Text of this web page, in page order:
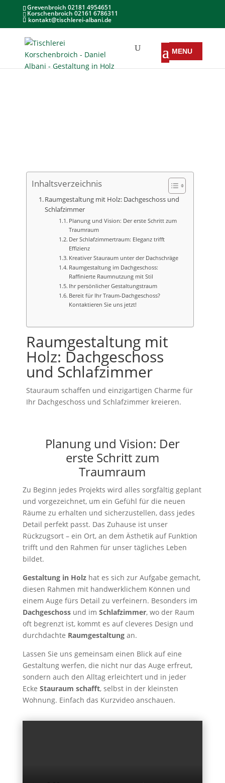
Grevenbroich 02181 4954651
Korschenbroich 02161 6786311
kontakt@tischlerei-albani.de
Inhaltsverzeichnis
Raumgestaltung mit Holz: Dachgeschoss und
Schlafzimmer
Planung und Vision: Der erste Schritt zum
Traumraum
Der Schlafzimmertraum: Eleganz trifft
Effizienz
Kreativer Stauraum unter der Dachschräge
Raumgestaltung im Dachgeschoss:
Raffinierte Raumnutzung mit Stil
Ihr persönlicher Gestaltungstraum
Bereit für Ihr Traum-Dachgeschoss?
Kontaktieren Sie uns jetzt!
Raumgestaltung mit
Holz: Dachgeschoss
und Schlafzimmer
Stauraum schaffen und einzigartigen Charme für
Ihr Dachgeschoss und Schlafzimmer kreieren.
Planung und Vision: Der
erste Schritt zum
Traumraum
Zu Beginn jedes Projekts wird alles sorgfältig geplant
und vorgezeichnet, um ein Gefühl für die neuen
Räume zu erhalten und sicherzustellen, dass jedes
Detail perfekt passt. Das Zuhause ist unser
Rückzugsort – ein Ort, an dem Ästhetik auf Funktion
trifft und den Rahmen für unser tägliches Leben
bildet.
Gestaltung in Holzhat es sich zur Aufgabe gemacht,
diesen Rahmen mit handwerklichem Können und
einem Auge fürs Detail zu verfeinern. Besonders im
Dachgeschossund im Schlafzimmer, wo der Raum
oft begrenzt ist, kommt es auf cleveres Design und
durchdachte Raumgestaltungan.
Lassen Sie uns gemeinsam einen Blick auf eine
Gestaltung werfen, die nicht nur das Auge erfreut,
sondern auch den Alltag erleichtert und in jeder
Ecke Stauraum schafft, selbst in der kleinsten
Wohnung. Einfach das Kurzvideo anschauen.